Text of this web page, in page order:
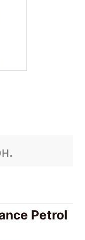
Petrol